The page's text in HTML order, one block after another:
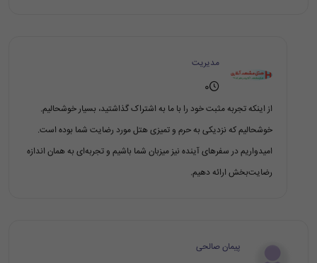
مدیریت
0
از اینکه تجربه مثبت خود را با ما به اشتراک گذاشتید، بسیار خوشحالیم.
خوشحالیم که نزدیکی به حرم و تمیزی هتل مورد رضایت شما بوده است.
امیدواریم در سفرهای آینده نیز میزبان شما باشیم و تجربه‌ای به همان اندازه
رضایت‌بخش ارائه دهیم.
پیمان صالحی